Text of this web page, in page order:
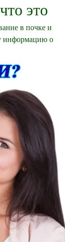
это
в почке и
информацию о